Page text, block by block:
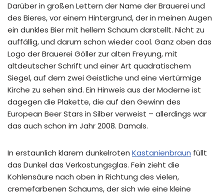
Darüber in großen Lettern der Name der Brauerei und
des Bieres, vor einem Hintergrund, der in meinen Augen
ein dunkles Bier mit hellem Schaum darstellt. Nicht zu
auffällig, und darum schon wieder cool. Ganz oben das
Logo der Brauerei Göller zur alten Freyung, mit
altdeutscher Schrift und einer Art quadratischem
Siegel, auf dem zwei Geistliche und eine viertürmige
Kirche zu sehen sind. Ein Hinweis aus der Moderne ist
dagegen die Plakette, die auf den Gewinn des
European Beer Stars in Silber verweist – allerdings war
das auch schon im Jahr 2008. Damals.
In erstaunlich klarem dunkelroten Kastanienbraun füllt
das Dunkel das Verkostungsglas. Fein zieht die
Kohlensäure nach oben in Richtung des vielen,
cremefarbenen Schaums, der sich wie eine kleine